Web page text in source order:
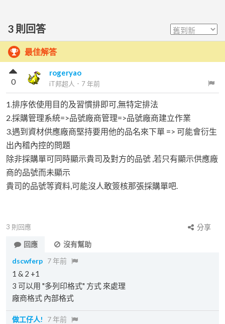
3 則回答
最佳解答
rogeryao
iT邦超人 ． 7 年前
0
1.排序依使用目的及習慣排即可,無特定排法
2.採購管理系統=>品號廠商管理=>品號廠商建立作業
3.遇到資材供應廠商堅持要用他的品名來下單 => 可能會衍生
出內稽內控的問題
除非採購單可同時顯示貴司及對方的品號 ,若只有顯示供應廠
商的品號而未顯示
貴司的品號等資料,可能沒人敢簽核那張採購單吧.
3 則回應
分享
回應
沒有幫助
dscwferp 7 年前
1 & 2 +1
3 可以用 "多列印格式" 方式 來處理
廠商格式 內部格式
做工仔人! 7 年前